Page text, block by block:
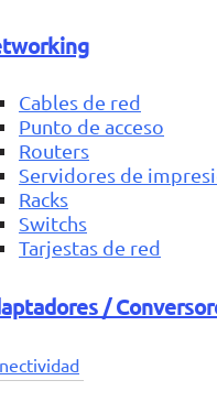
Cables de red
Punto de acceso
Routers
Servidores de
Racks
Switchs
Tarjestas de red
/